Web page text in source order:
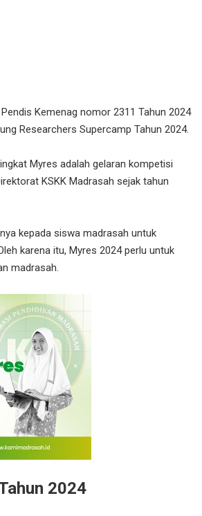
Kemenag nomor 2311 Tahun 2024
Researchers Supercamp Tahun 2024.
Myres adalah gelaran kompetisi
KSKK Madrasah sejak tahun
kepada siswa madrasah untuk
karena itu, Myres 2024 perlu untuk
madrasah.
2024